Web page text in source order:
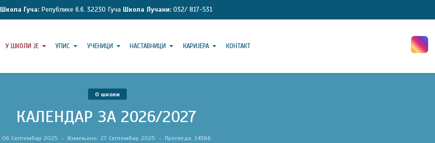
Школа Гуча: Републике б.б. 32230 Гуча Школа Лучани: 032/ 817-531
У ШКОЛИ ЈЕ УПИС УЧЕНИЦИ НАСТАВНИЦИ КАРИЈЕРА КОНТАКТ
КАЛЕНДАР ЗА 2026/2027
O школи
06 Септембар 2025 Измењено: 27 Септембар 2025 Прегледа: 14386